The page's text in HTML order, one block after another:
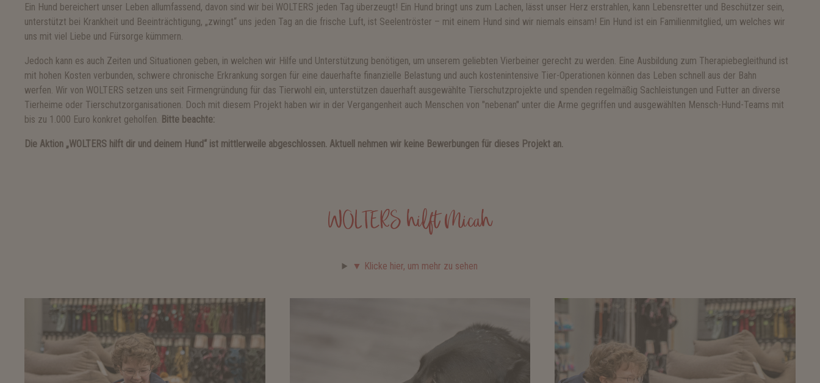
Ein Hund bereichert unser Leben allumfassend, davon sind wir bei WOLTERS jeden Tag überzeugt! Ein Hund bringt uns zum Lachen, lässt unser Herz erstrahlen, kann Lebensretter und Beschützer sein,
unterstützt bei Krankheit und Beeinträchtigung, „zwingt“ uns jeden Tag an die frische Luft, ist Seelentröster – mit einem Hund sind wir niemals einsam! Ein Hund ist ein Familienmitglied, um welches wir
uns mit viel Liebe und Fürsorge kümmern.
Jedoch kann es auch Zeiten und Situationen geben, in welchen wir Hilfe und Unterstützung benötigen, um unserem geliebten Vierbeiner gerecht zu werden. Eine Ausbildung zum Therapiebegleithund ist
mit hohen Kosten verbunden, schwere chronische Erkrankung sorgen für eine dauerhafte finanzielle Belastung und auch kostenintensive Tier-Operationen können das Leben schnell aus der Bahn
werfen. Wir von WOLTERS setzen uns seit Firmengründung für das Tierwohl ein, unterstützen dauerhaft ausgewählte Tierschutzprojekte und spenden regelmäßig Sachleistungen und Futter an diverse
Tierheime oder Tierschutzorganisationen. Doch mit diesem Projekt haben wir in der Vergangenheit auch Menschen von "nebenan" unter die Arme gegriffen und ausgewählten Mensch-Hund-Teams mit
bis zu 1.000 Euro konkret geholfen. Bitte beachte:
Die Aktion „WOLTERS hilft dir und deinem Hund“ ist mittlerweile abgeschlossen. Aktuell nehmen wir keine Bewerbungen für dieses Projekt an.
WOLTERS hilft Micah
▼ Klicke hier, um mehr zu sehen